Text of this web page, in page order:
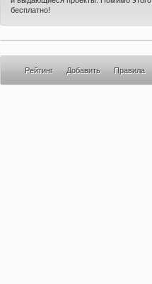
бесплатно!
Рейтинг Добавить Правила